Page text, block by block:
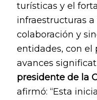
turísticas y el
infraestructuras a
colaboración y
entidades, con el
avances
presidente de la
afirmó: “Esta